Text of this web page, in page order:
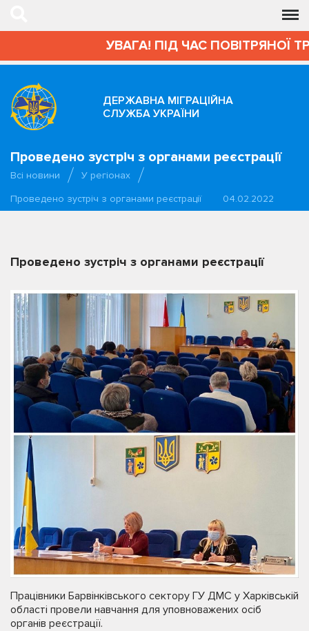
УВАГА! ПІД ЧАС ПОВІТРЯНОЇ
ДЕРЖАВНА МІГРАЦІЙНА
СЛУЖБА УКРАЇНИ
Проведено зустріч з органами реєстрації
Всі новини
У регіонах
Проведено зустріч з органами реєстрації
04.02.2022
Проведено зустріч з органами реєстрації
Працівники Барвінківського сектору ГУ ДМС у Харківській
області провели навчання для уповноважених осіб
органів реєстрації.